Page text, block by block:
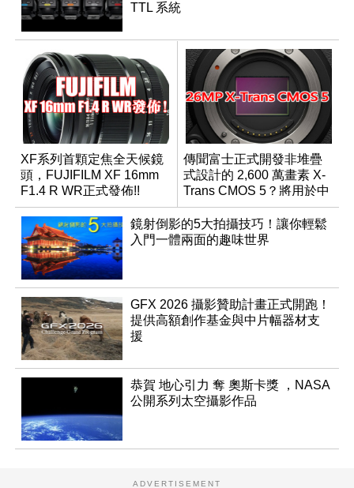
TTL 系統
XF系列首顆定焦全天候鏡
頭，FUJIFILM XF 16mm
F1.4 R WR正式發佈!!
傳聞富士正式開發非堆疊
式設計的 2,600 萬畫素 X-
Trans CMOS 5？將用於中
階機種
鏡射倒影的5大拍攝技巧！讓你輕鬆
入門一體兩面的趣味世界
GFX 2026 攝影贊助計畫正式開跑！
提供高額創作基金與中片幅器材支
援
恭賀 地心引力 奪 奧斯卡獎 ，NASA
公開系列太空攝影作品
ADVERTISEMENT